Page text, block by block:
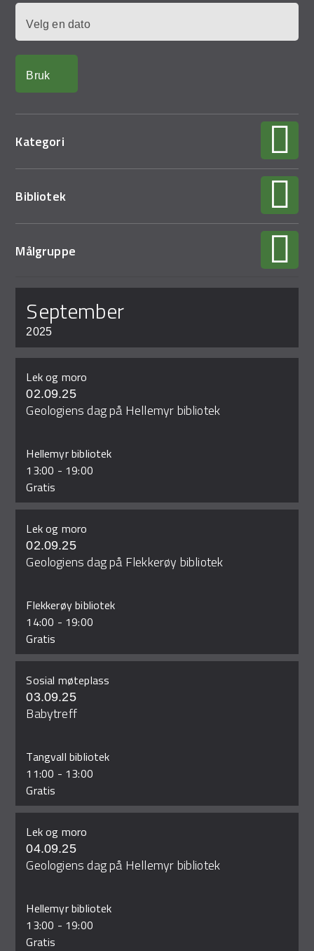
Kategori
Bibliotek
Målgruppe
september
2025
Lek og moro
02.09.25
Geologiens dag på Hellemyr bibliotek
Hellemyr bibliotek
13:00 - 19:00
Gratis
Lek og moro
02.09.25
Geologiens dag på Flekkerøy bibliotek
Flekkerøy bibliotek
14:00 - 19:00
Gratis
Sosial møteplass
03.09.25
Babytreff
Tangvall bibliotek
11:00 - 13:00
Gratis
Lek og moro
04.09.25
Geologiens dag på Hellemyr bibliotek
Hellemyr bibliotek
13:00 - 19:00
Gratis